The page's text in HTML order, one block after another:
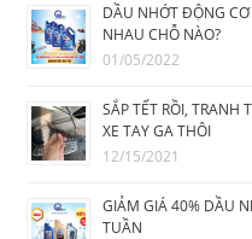
DẦU NHỚT ĐỘNG
NHAU CHỖ NÀO?
01/05/2022
SẮP TẾT RỒI, TRANH
XE TAY GA THÔI
12/15/2021
GIẢM GIÁ 40% DẦU
TUẦN